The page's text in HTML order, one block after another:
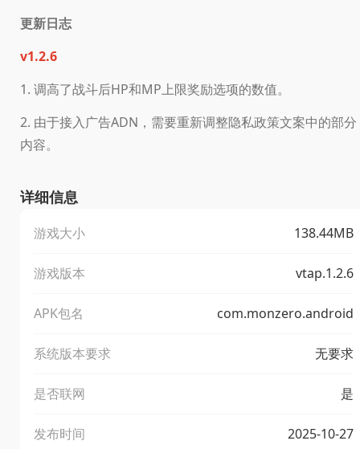
更新日志
v1.2.6
1. 调高了战斗后HP和MP上限奖励选项的数值。
2. 由于接入广告ADN，需要重新调整隐私政策文案中的部分
内容。
详细信息
游戏大小 138.44MB
游戏版本 vtap.1.2.6
APK包名 com.monzero.android
系统版本要求 无要求
是否联网 是
发布时间 2025-10-27